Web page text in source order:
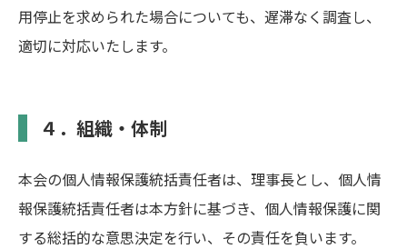
用停止を求められた場合についても、遅滞なく調査し、
適切に対応いたします。
４．組織・体制
本会の個人情報保護統括責任者は、理事長とし、個人情
報保護統括責任者は本方針に基づき、個人情報保護に関
する総括的な意思決定を行い、その責任を負います。